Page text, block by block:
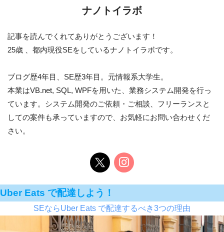
ナノトイラボ
記事を読んでくれてありがとうございます！
25歳 、都内現役SEをしているナノトイラボです。
ブログ歴4年目、SE歴3年目。元情報系大学生。
本業はVB.net, SQL, WPFを用いた、業務システム開発を行っ
ています。システム開発のご依頼・ご相談、フリーランスと
しての案件も承っていますので、お気軽にお問い合わせくだ
さい。
Uber Eats で配達しよう！
SEならUber Eats で配達するべき3つの理由